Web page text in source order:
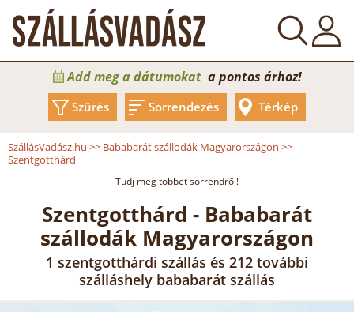
Add meg a dátumokat a pontos árhoz!
Szűrés Sorrendezés Térkép
SzállásVadász.hu >> Bababarát szállodák Magyarországon >>
Szentgotthárd
Tudj meg többet sorrendről!
Szentgotthárd - Bababarát
szállodák Magyarországon
1 szentgotthárdi szállás és 212 további
szálláshely bababarát szállás